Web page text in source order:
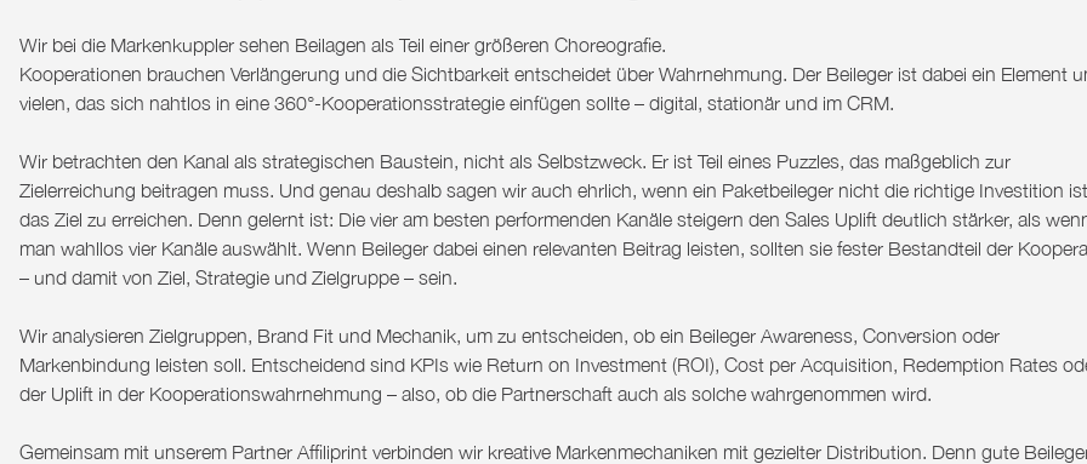
Wir bei die Markenkuppler sehen Beilagen als Teil einer größeren Choreografie.
Kooperationen brauchen Verlängerung und die Sichtbarkeit entscheidet über Wahrnehmung. Der Beileger ist dabei ein Element
vielen, das sich nahtlos in eine 360°-Kooperationsstrategie einfügen sollte – digital, stationär und im CRM.
Wir betrachten den Kanal als strategischen Baustein, nicht als Selbstzweck. Er ist Teil eines Puzzles, das maßgeblich zur
Zielerreichung beitragen muss. Und genau deshalb sagen wir auch ehrlich, wenn ein Paketbeileger nicht die richtige Investition
das Ziel zu erreichen. Denn gelernt ist: Die vier am besten performenden Kanäle steigern den Sales Uplift deutlich stärker, als
man wahllos vier Kanäle auswählt. Wenn Beileger dabei einen relevanten Beitrag leisten, sollten sie fester Bestandteil der
– und damit von Ziel, Strategie und Zielgruppe – sein.
Wir analysieren Zielgruppen, Brand Fit und Mechanik, um zu entscheiden, ob ein Beileger Awareness, Conversion oder
Markenbindung leisten soll. Entscheidend sind KPIs wie Return on Investment (ROI), Cost per Acquisition, Redemption Rates
der Uplift in der Kooperationswahrnehmung – also, ob die Partnerschaft auch als solche wahrgenommen wird.
Gemeinsam mit unserem Partner Affiliprint verbinden wir kreative Markenmechaniken mit gezielter Distribution. Denn gute